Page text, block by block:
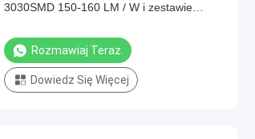
3030SMD 150-160 LM / W i zestawie
ulicznego
Rozmawiaj Teraz.
Dowiedz Się Więcej